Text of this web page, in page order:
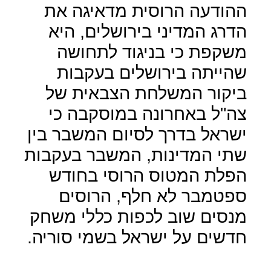
ההודעה הרוסית מדאיגה את
הדרג המדיני בירושלים, היא
משקפת כי בניגוד לתחושה
שהייתה בירושלים בעקבות
ביקור המשלחת הצבאית של
צה"ל באחרונה במוסקבה כי
ישראל בדרך לסיום המשבר בין
שתי המדינות, המשבר בעקבות
הפלת המטוס הרוסי בחודש
ספטמבר לא חלף, הרוסים
מנסים שוב לכפות כללי משחק
חדשים על ישראל בשמי סוריה.